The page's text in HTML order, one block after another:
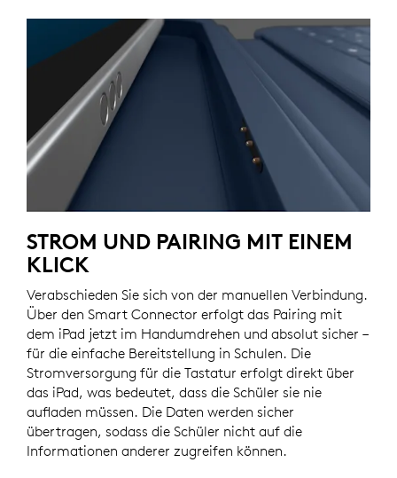
STROM UND PAIRING MIT EINEM
KLICK
Verabschieden Sie sich von der manuellen Verbindung.
Über den Smart Connector erfolgt das Pairing mit
dem iPad jetzt im Handumdrehen und absolut sicher –
für die einfache Bereitstellung in Schulen. Die
Stromversorgung für die Tastatur erfolgt direkt über
das iPad, was bedeutet, dass die Schüler sie nie
aufladen müssen. Die Daten werden sicher
übertragen, sodass die Schüler nicht auf die
Informationen anderer zugreifen können.